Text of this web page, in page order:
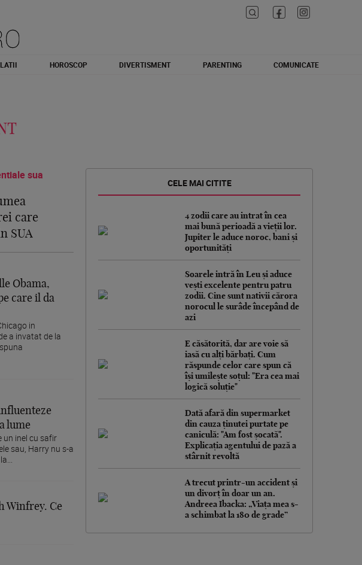
HOROSCOP DIVERTISMENT PARENTING
COMUNICATE
care
SUA
Obama,
care il da
in
a invatat de la
lume
un inel cu safir
sau, Harry nu s-a
Winfrey. Ce
CELE MAI CITITE
4 zodii care au intrat în cea
mai bună perioadă a vieții lor.
Jupiter le aduce noroc, bani și
oportunități
Soarele intră în Leu și aduce
vești excelente pentru patru
zodii. Cine sunt nativii cărora
norocul le surâde începând de
azi
E căsătorită, dar are voie să
iasă cu alți bărbați. Cum
răspunde celor care spun că
își umilește soțul: "Era cea mai
logică soluție"
Dată afară din supermarket
din cauza ținutei purtate pe
caniculă: "Am fost șocată".
Explicația agentului de pază a
stârnit revoltă
A trecut printr-un accident și
un divorț în doar un an.
Andreea Ibacka: „Viața mea s-
a schimbat la 180 de grade”